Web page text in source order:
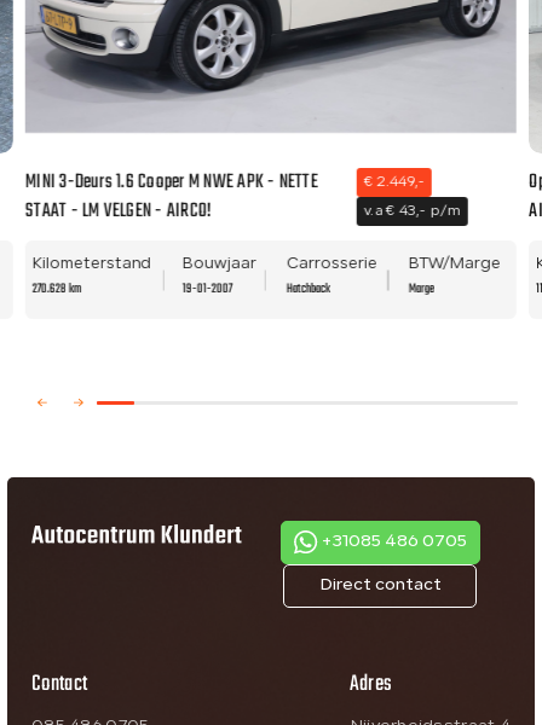
MINI 3-Deurs 1.6 Cooper M NWE APK - NETTE
STAAT - LM VELGEN - AIRCO!
€ 2.449,-
v.a € 43,- p/m
Kilometerstand
270.628 km
Bouwjaar
19-01-2007
Carrosserie
Hatchback
BTW/Marge
Marge
Direct contact
+31085 486 0705
Contact Adres